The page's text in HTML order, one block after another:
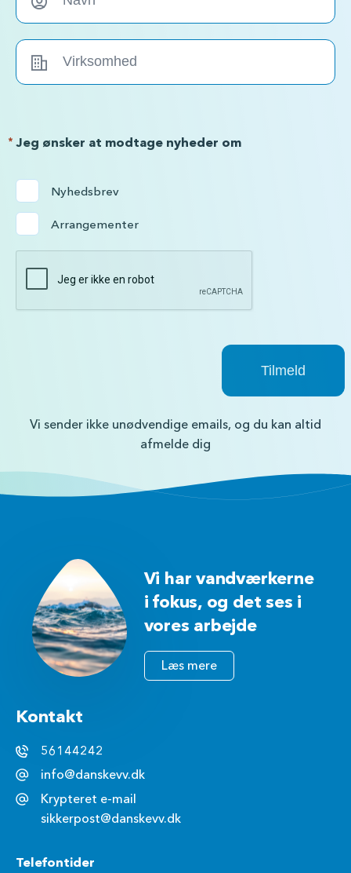
Jeg ønsker at modtage nyheder om
*
Nyhedsbrev
Arrangementer
Vi sender ikke unødvendige emails, og du kan altid
afmelde dig
Vi har vandværkerne
i fokus, og det ses i
vores arbejde
Læs mere
Kontakt
56144242
info@danskevv.dk
Krypteret e-mail
sikkerpost@danskevv.dk
Telefontider